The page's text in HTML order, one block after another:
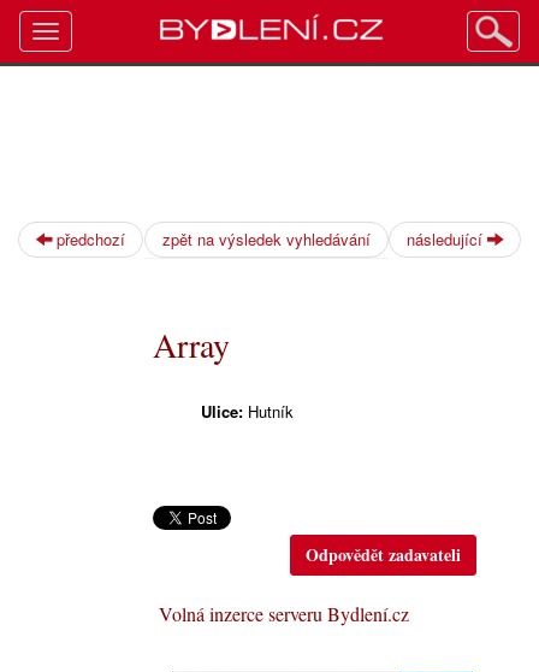
předchozí zpět na výsledek vyhledávání následující
Array
Ulice: Hutník
Odpovědět zadavateli
Volná inzerce serveru Bydlení.cz
Toggle
navigation